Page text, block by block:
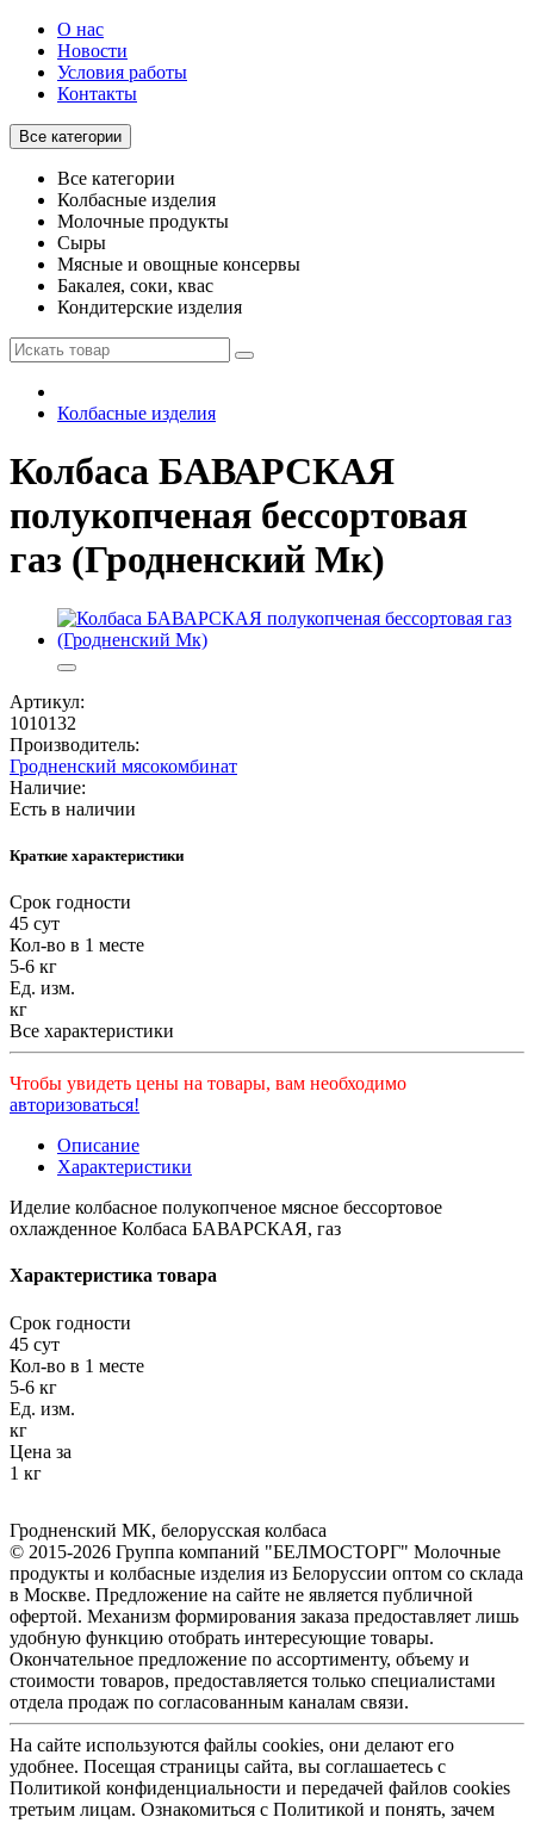
О нас
Новости
Условия работы
Контакты
Все категории
Все категории
Колбасные изделия
Молочные продукты
Сыры
Мясные и овощные консервы
Бакалея, соки, квас
Кондитерские изделия
Колбасные изделия
Колбаса БАВАРСКАЯ
полукопченая бессортовая
газ (Гродненский Мк)
Артикул:
1010132
Производитель:
Гродненский мясокомбинат
Наличие:
Есть в наличии
Краткие характеристики
Срок годности
45 сут
Кол-во в 1 месте
5-6 кг
Ед. изм.
кг
Все характеристики
Чтобы увидеть цены на товары, вам необходимо
авторизоваться!
Описание
Характеристики
Иделие колбасное полукопченое мясное бессортовое
охлажденное Колбаса БАВАРСКАЯ, газ
Характеристика товара
Срок годности
45 сут
Кол-во в 1 месте
5-6 кг
Ед. изм.
кг
Цена за
1 кг
Гродненский МК, белорусская колбаса
© 2015-2026 Группа компаний "БЕЛМОСТОРГ" Молочные
продукты и колбасные изделия из Белоруссии оптом со склада
в Москве. Предложение на сайте не является публичной
офертой. Механизм формирования заказа предоставляет лишь
удобную функцию отобрать интересующие товары.
Окончательное предложение по ассортименту, объему и
стоимости товаров, предоставляется только специалистами
отдела продаж по согласованным каналам связи.
На сайте используются файлы cookies, они делают его
удобнее. Посещая страницы сайта, вы соглашаетесь с
Политикой конфиденциальности и передачей файлов cookies
третьим лицам. Ознакомиться с Политикой и понять, зачем